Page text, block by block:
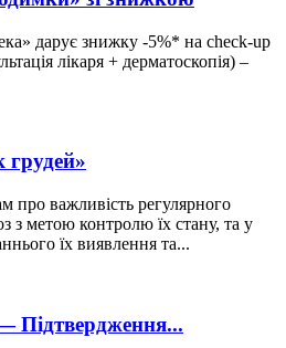
дарує знижку -5%* на check-up
лікаря + дерматоскопія) –
грудей»
про важливість регулярного
з метою контролю їх стану, та у
їх виявлення та...
Підтвердження...